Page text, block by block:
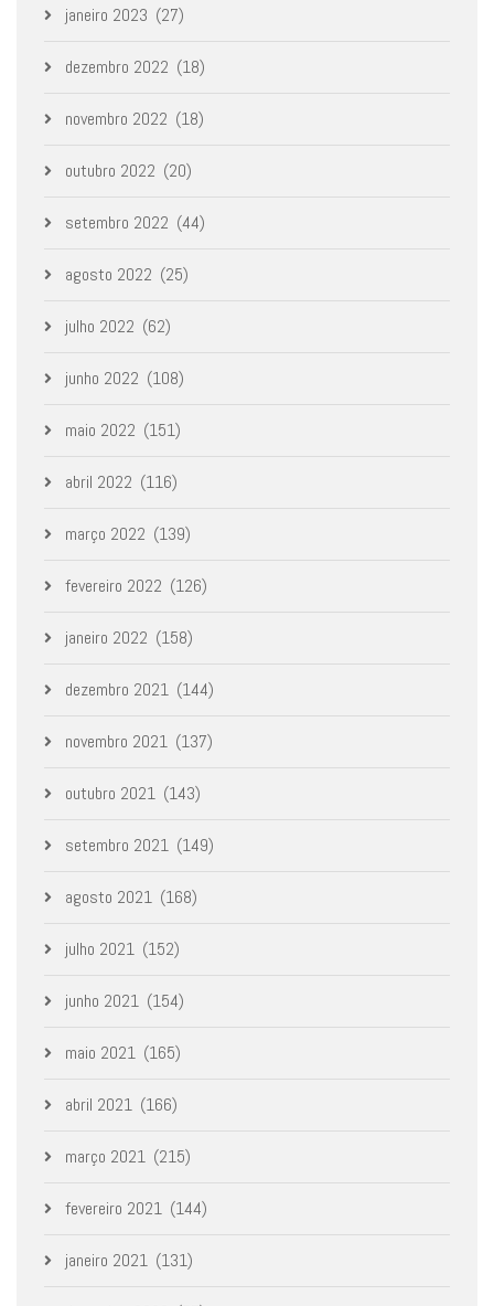
janeiro 2023 (27)
dezembro 2022 (18)
novembro 2022 (18)
outubro 2022 (20)
setembro 2022 (44)
agosto 2022 (25)
julho 2022 (62)
junho 2022 (108)
maio 2022 (151)
abril 2022 (116)
março 2022 (139)
fevereiro 2022 (126)
janeiro 2022 (158)
dezembro 2021 (144)
novembro 2021 (137)
outubro 2021 (143)
setembro 2021 (149)
agosto 2021 (168)
julho 2021 (152)
junho 2021 (154)
maio 2021 (165)
abril 2021 (166)
março 2021 (215)
fevereiro 2021 (144)
janeiro 2021 (131)